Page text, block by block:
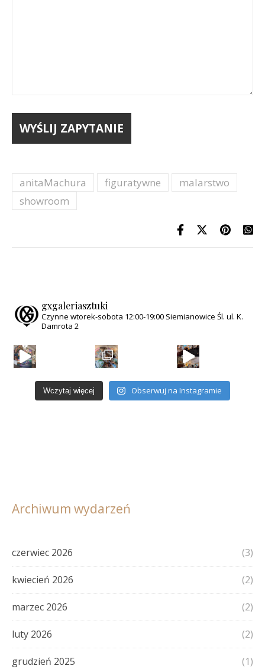
anitaMachura figuratywne
malarstwo
showroom
gxgaleriasztuki
Czynne wtorek-sobota 12:00-19:00 Siemianowice Śl. ul. K.
Damrota 2
Za nami wernisaż wystawy „Magiczny Świat Równole
Wczytaj więcej Obserwuj na Instagramie
Archiwum wydarzeń
czerwiec 2026 (3)
kwiecień 2026 (2)
marzec 2026 (2)
luty 2026 (2)
grudzień 2025 (1)